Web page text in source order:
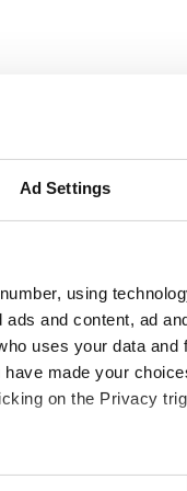
Ad Settings
using
and content, ad
uses your data and
made your
on the Privacy
be accurate to within